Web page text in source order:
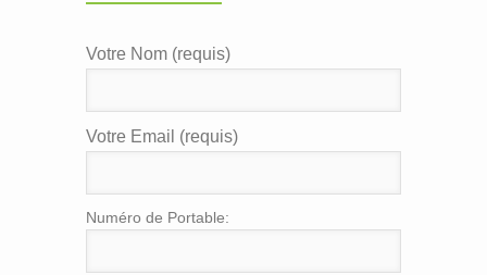
Votre Nom (requis)
Votre Email (requis)
Numéro de Portable: